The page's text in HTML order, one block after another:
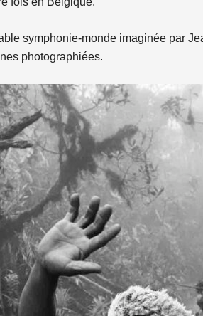
symphonie-monde imaginée par
photographiées.